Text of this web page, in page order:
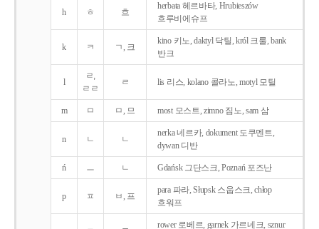
h ㅎ 흐
herbata 헤르바타, Hrubieszów
흐루비에슈프
k ㅋ ㄱ, 크
kino 키노, daktyl 닥틸, król 크룰, bank
반크
l
ㄹ,
ㄹㄹ
ㄹ lis 리스, kolano 콜라노, motyl 모틸
m ㅁ ㅁ, 므 most 모스트, zimno 짐노, sam 삼
n ㄴ ㄴ
nerka 네르카, dokument 도쿠멘트,
dywan 디반
ń ㅡ ㄴ Gdańsk 그단스크, Poznań 포즈난
p ㅍ ㅂ, 프
para 파라, Słupsk 스웁스크, chłop
흐워프
rower 로베르, garnek 가르네크, sznur